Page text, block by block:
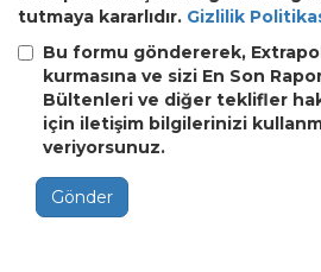
tutmaya kararlıdır. Gizlilik
Bu formu göndererek,
kurmasına ve sizi En Son
Bültenleri ve diğer teklifler
için iletişim bilgilerinizi
veriyorsunuz.
Gönder